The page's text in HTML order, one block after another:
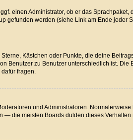
einen Administrator, ob er das
gefunden werden (siehe Link am Ende jeder
Kästchen oder Punkte, die deine
Benutzer zu Benutzer unterschiedlich ist. Die
fragen.
und Administratoren.
— die meisten Boards dulden dieses